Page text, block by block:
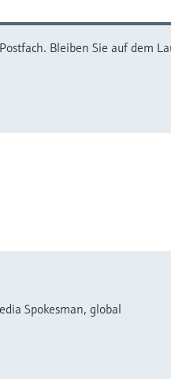
Bleiben Sie auf dem
Spokesman, global